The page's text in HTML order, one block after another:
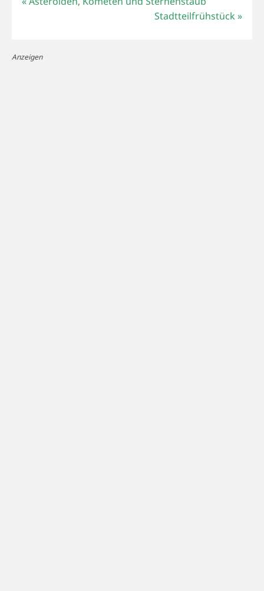
Stadtteilfrühstück»
Anzeigen